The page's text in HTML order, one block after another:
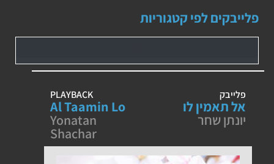
פלייבקים לפי קטגוריות
פלייבק
אל תאמין לו
יונתן שחר
PLAYBACK
Al Taamin Lo
Yonatan
Shachar